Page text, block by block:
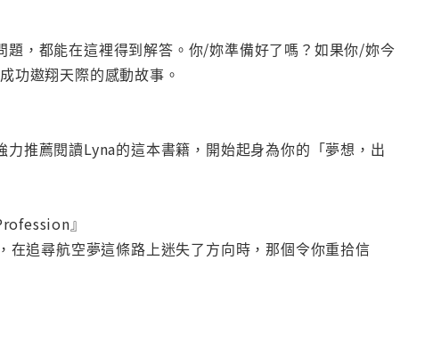
，都能在這裡得到解答。你/妳準備好了嗎？如果你/妳今
功遨翔天際的感動故事。
推薦閱讀Lyna的這本書籍，開始起身為你的「夢想，出
』
追尋航空夢這條路上迷失了方向時，那個令你重拾信